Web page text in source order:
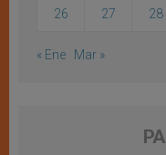
26 27 28
« Ene Mar »